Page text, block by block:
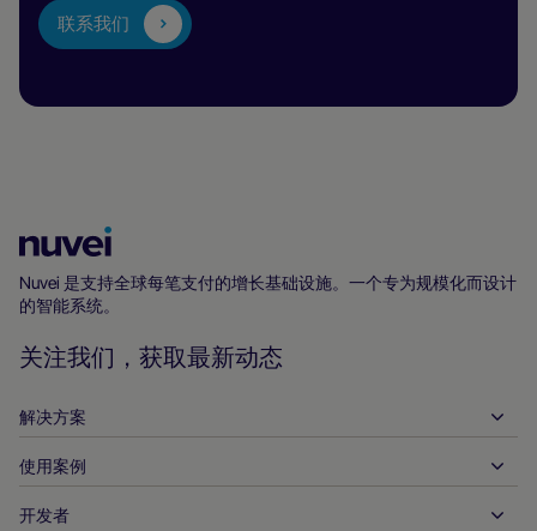
联系我们
主
Nuvei 是支持全球每笔支付的增长基础设施。一个专为规模化而设计
的智能系统。
关注我们，获取最新动态
解决方案
入账
支出
使用案例
接待服务
开发者